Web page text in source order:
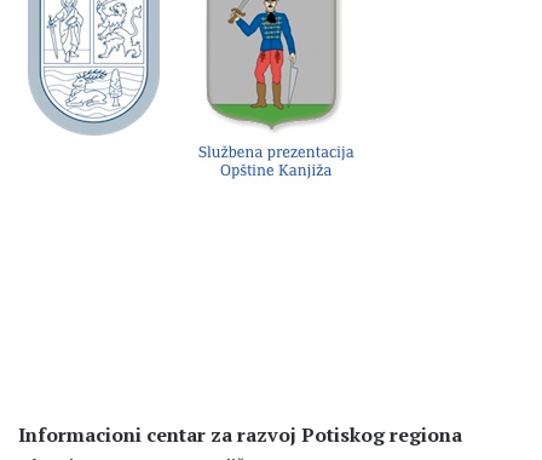
Informacioni centar za razvoj Potiskog regiona